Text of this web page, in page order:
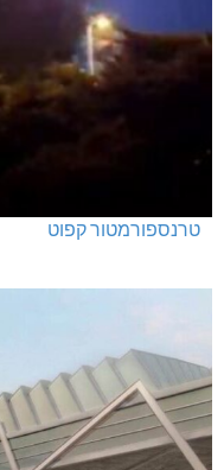
טרנספורמטור קפוט